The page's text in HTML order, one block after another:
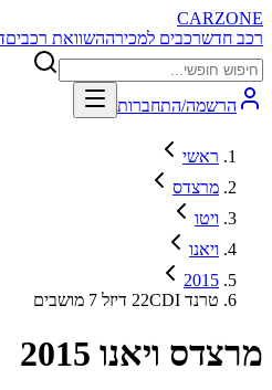
CARZONE
רכב חדשרכבים למכירההשוואת רכבים
הרשמה/התחברות
ראשי
מרצדס
ויטו
ויאנו
2015
טרנד 22CDI דיזל 7 מושבים
מרצדס ויאנו 2015